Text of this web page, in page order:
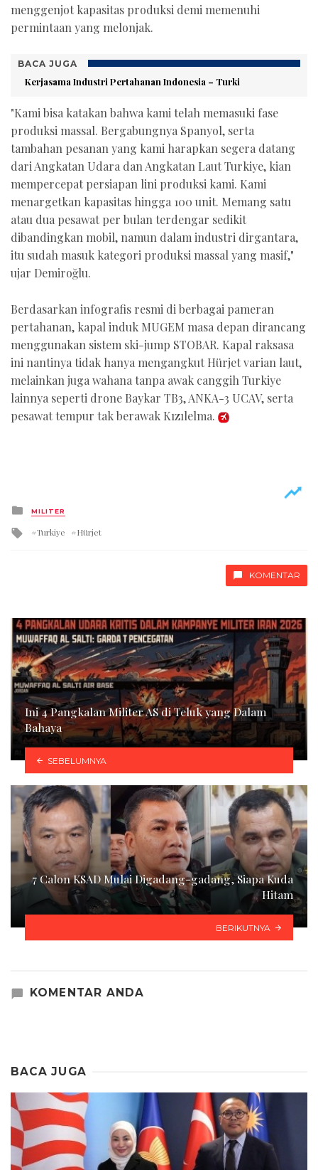
menggenjot kapasitas produksi demi memenuhi
permintaan yang melonjak.
BACA JUGA
Kerjasama Industri Pertahanan Indonesia – Turki
"Kami bisa katakan bahwa kami telah memasuki fase
produksi massal. Bergabungnya Spanyol, serta
tambahan pesanan yang kami harapkan segera datang
dari Angkatan Udara dan Angkatan Laut Turkiye, kian
mempercepat persiapan lini produksi kami. Kami
menargetkan kapasitas hingga 100 unit. Memang satu
atau dua pesawat per bulan terdengar sedikit
dibandingkan mobil, namun dalam industri dirgantara,
itu sudah masuk kategori produksi massal yang masif,"
ujar Demiroğlu.
Berdasarkan infografis resmi di berbagai pameran
pertahanan, kapal induk MUGEM masa depan dirancang
menggunakan sistem ski-jump STOBAR. Kapal raksasa
ini nantinya tidak hanya mengangkut Hürjet varian laut,
melainkan juga wahana tanpa awak canggih Turkiye
lainnya seperti drone Baykar TB3, ANKA-3 UCAV, serta
pesawat tempur tak berawak Kızılelma.
Posted
in
MILITER
Tagged
Turkiye Hürjet
KOMENTAR
Ini 4 Pangkalan Militer AS di Teluk yang Dalam
Bahaya
SEBELUMNYA
7 Calon KSAD Mulai Digadang-gadang, Siapa Kuda
Hitam
BERIKUTNYA
KOMENTAR ANDA
BACA JUGA